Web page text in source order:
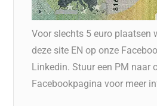
Voor slechts 5 euro plaatsen
deze site EN op onze
Linkedin. Stuur een PM naar
Facebookpagina voor meer